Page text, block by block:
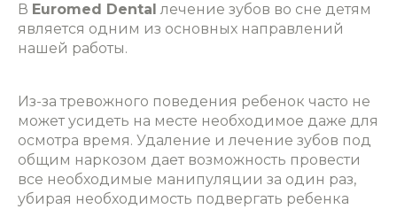
В Euromed Dental лечение зубов во сне детям
является одним из основных направлений
нашей работы.
Из-за тревожного поведения ребенок часто не
может усидеть на месте необходимое даже для
осмотра время. Удаление и лечение зубов под
общим наркозом дает возможность провести
все необходимые манипуляции за один раз,
убирая необходимость подвергать ребенка